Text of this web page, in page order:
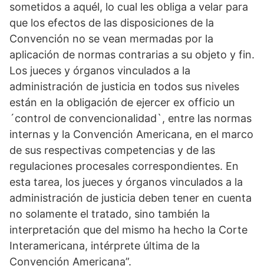
sometidos a aquél, lo cual les obliga a velar para
que los efectos de las disposiciones de la
Convención no se vean mermadas por la
aplicación de normas contrarias a su objeto y fin.
Los jueces y órganos vinculados a la
administración de justicia en todos sus niveles
están en la obligación de ejercer ex officio un
´control de convencionalidad`, entre las normas
internas y la Convención Americana, en el marco
de sus respectivas competencias y de las
regulaciones procesales correspondientes. En
esta tarea, los jueces y órganos vinculados a la
administración de justicia deben tener en cuenta
no solamente el tratado, sino también la
interpretación que del mismo ha hecho la Corte
Interamericana, intérprete última de la
Convención Americana”.